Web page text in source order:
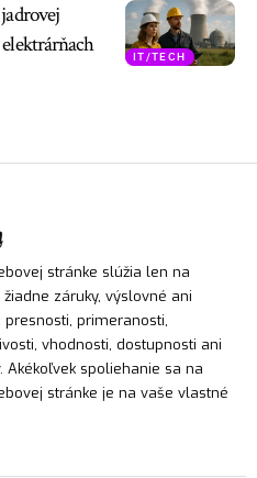
IT/TECH
stránke slúžia len na
záruky, výslovné ani
primeranosti,
vhodnosti, dostupnosti ani
Akékoľvek spoliehanie sa na
stránke je na vaše vlastné